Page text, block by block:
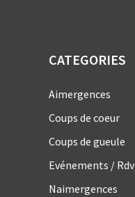
CATEGORIES
Aimergences
Coups de coeur
Coups de gueule
Evénements / Rdv
Naimergences